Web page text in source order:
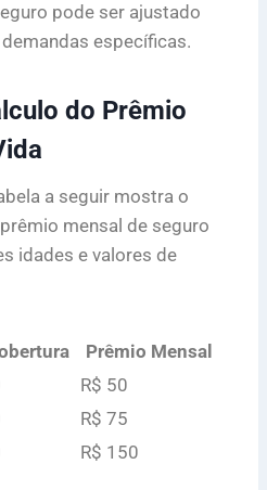
pode ser ajustado
específicas.
do Prêmio
a seguir mostra o
mensal de seguro
idades e valores de
Prêmio Mensal
R$ 50
R$ 75
R$ 150